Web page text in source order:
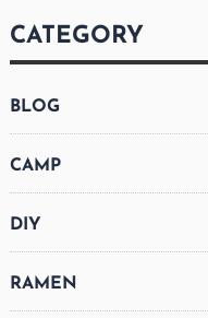
CATEGORY
BLOG
CAMP
DIY
RAMEN